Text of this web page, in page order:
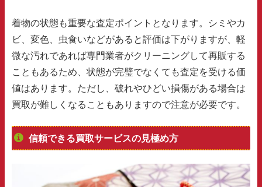
着物の状態も重要な査定ポイントとなります。シミやカ
ビ、変色、虫食いなどがあると評価は下がりますが、軽
微な汚れであれば専門業者がクリーニングして再販する
こともあるため、状態が完璧でなくても査定を受ける価
値はあります。ただし、破れやひどい損傷がある場合は
買取が難しくなることもありますので注意が必要です。
信頼できる買取サービスの見極め方